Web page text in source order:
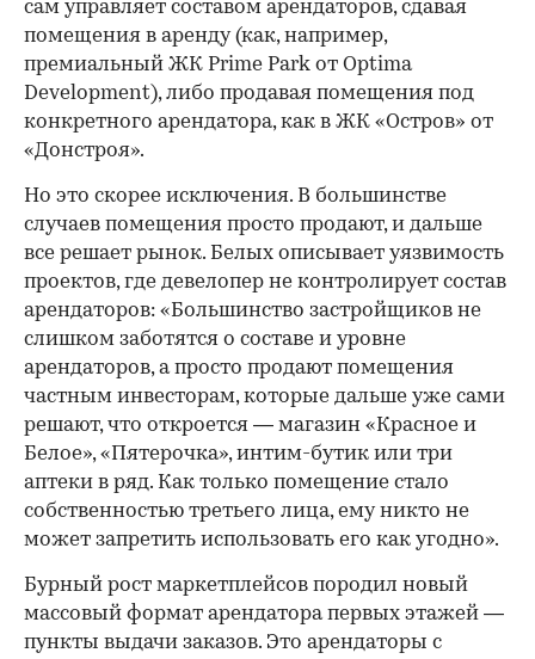
сам управляет составом арендаторов, сдавая
помещения в аренду (как, например,
премиальный ЖК Prime Park от Optima
Development), либо продавая помещения под
конкретного арендатора, как в ЖК «Остров» от
«Донстроя».
Но это скорее исключения. В большинстве
случаев помещения просто продают, и дальше
все решает рынок. Белых описывает уязвимость
проектов, где девелопер не контролирует состав
арендаторов: «Большинство застройщиков не
слишком заботятся о составе и уровне
арендаторов, а просто продают помещения
частным инвесторам, которые дальше уже сами
решают, что откроется — магазин «Красное и
Белое», «Пятерочка», интим-бутик или три
аптеки в ряд. Как только помещение стало
собственностью третьего лица, ему никто не
может запретить использовать его как угодно».
Бурный рост маркетплейсов породил новый
массовый формат арендатора первых этажей —
пункты выдачи заказов. Это арендаторы с